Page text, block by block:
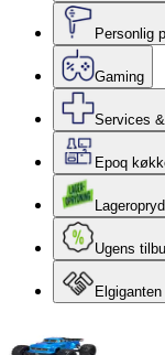
Personlig
Gaming
Services
Epoq
Ugens